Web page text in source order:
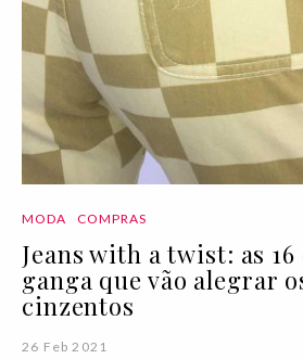
MODA COMPRAS
Jeans with a twist: as 16
ganga que vão alegrar
cinzentos
26 Feb 2021